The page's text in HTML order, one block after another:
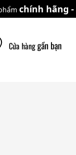
chính hãng -
Cửa hànggần bạn